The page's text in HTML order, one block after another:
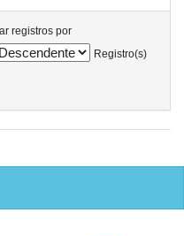
registros por
Registro(s)